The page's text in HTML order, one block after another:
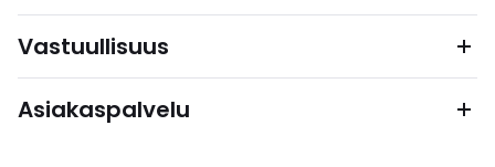
Vastuullisuus
Asiakaspalvelu